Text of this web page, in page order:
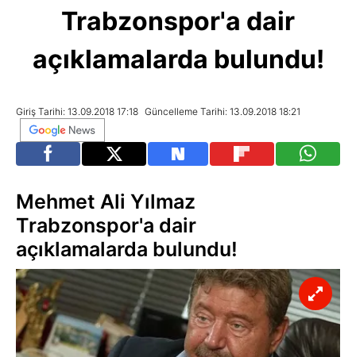
Trabzonspor'a dair
açıklamalarda bulundu!
Giriş Tarihi: 13.09.2018 17:18 Güncelleme Tarihi: 13.09.2018 18:21
Mehmet Ali Yılmaz
Trabzonspor'a dair
açıklamalarda bulundu!